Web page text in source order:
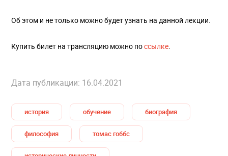
Об этом и не только можно будет узнать на данной лекции.
Купить билет на трансляцию можно поссылке.
Дата публикации: 16.04.2021
история обучение биография
философия томас гоббс